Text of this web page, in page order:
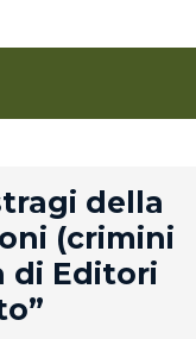
della
(crimini
di Editori